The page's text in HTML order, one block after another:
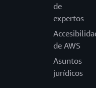
de
expertos
de AWS
Asuntos
jurídicos